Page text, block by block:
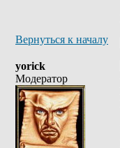
Вернуться к началу
yorick
Модератор